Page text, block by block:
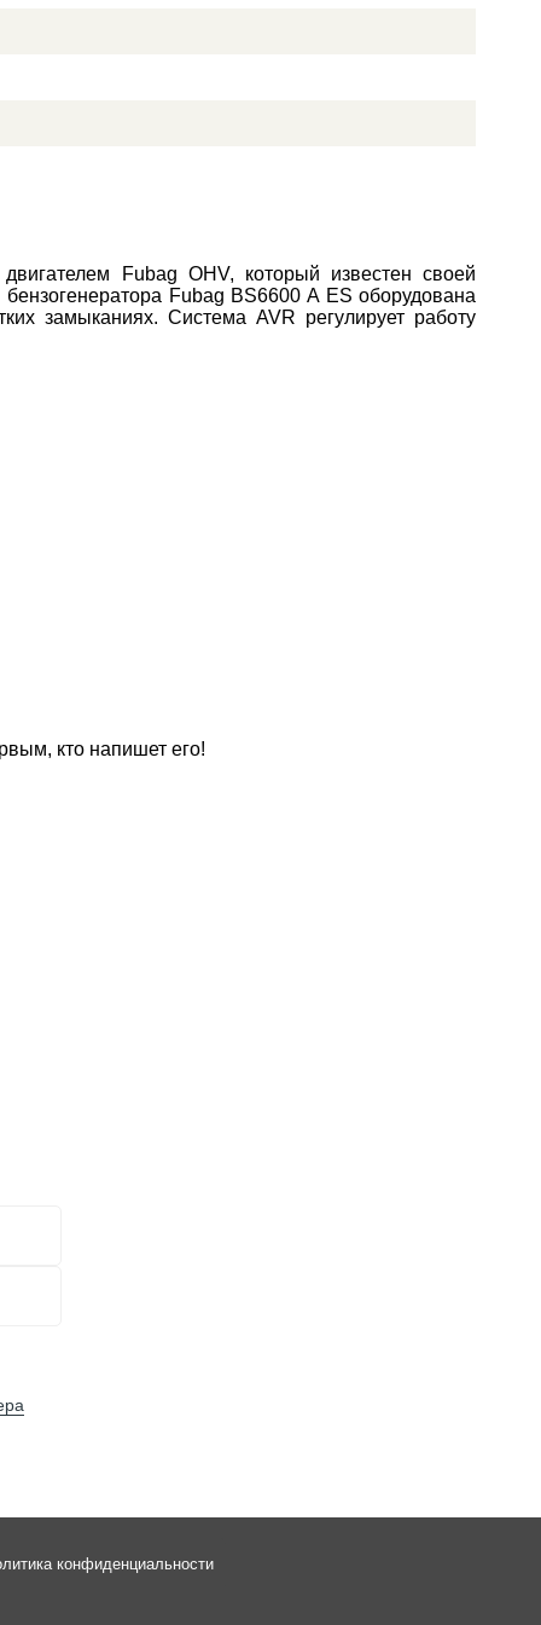
Fubag OHV, который известен своей
Fubag BS6600 A ES оборудована
замыканиях. Система AVR регулирует работу
кто напишет его!
конфиденциальности